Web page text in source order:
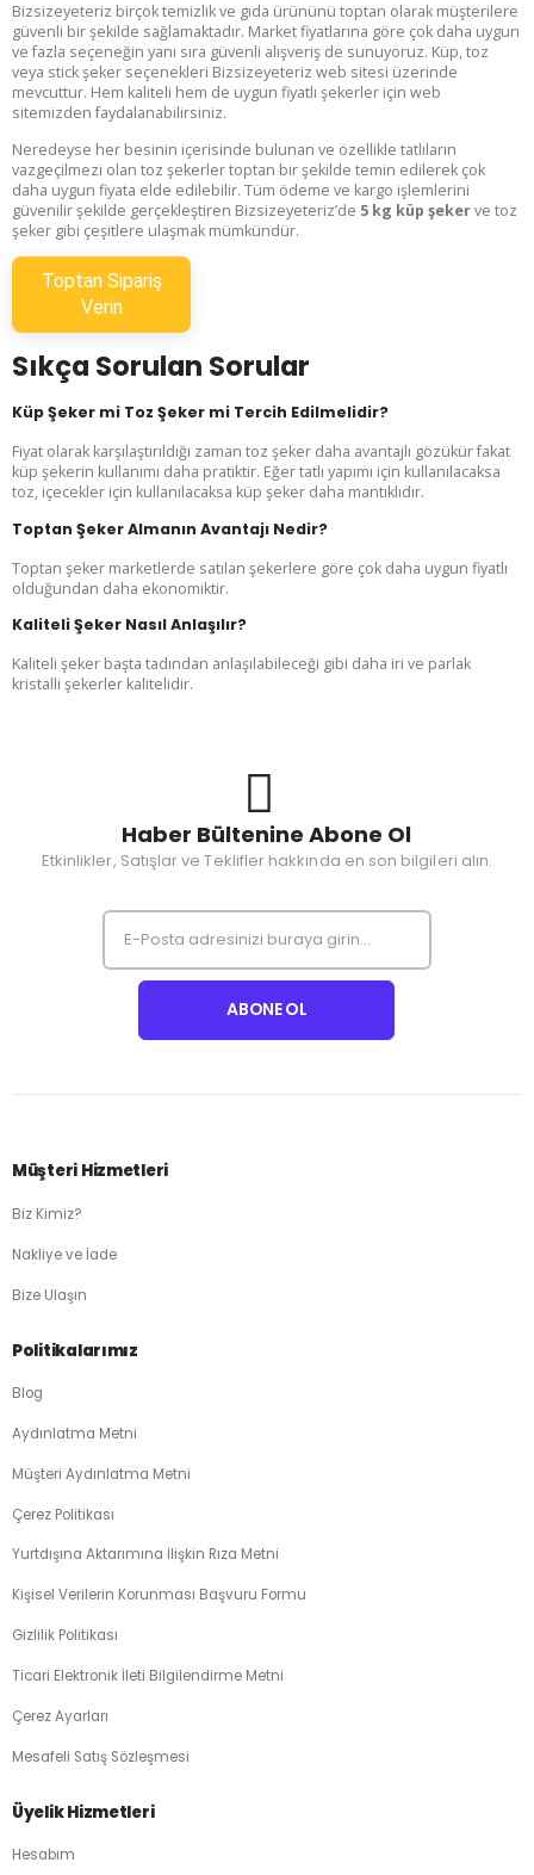
Bizsizeyeteriz birçok temizlik ve gıda ürününü toptan olarak müşterilere
güvenli bir şekilde sağlamaktadır. Market fiyatlarına göre çok daha uygun
ve fazla seçeneğin yanı sıra güvenli alışveriş de sunuyoruz. Küp, toz
veya stick şeker seçenekleri Bizsizeyeteriz web sitesi üzerinde
mevcuttur. Hem kaliteli hem de uygun fiyatlı şekerler için web
sitemizden faydalanabilirsiniz.
Neredeyse her besinin içerisinde bulunan ve özellikle tatlıların
vazgeçilmezi olan toz şekerler toptan bir şekilde temin edilerek çok
daha uygun fiyata elde edilebilir. Tüm ödeme ve kargo işlemlerini
güvenilir şekilde gerçekleştiren Bizsizeyeteriz’de 5 kg küp şekerve toz
şeker gibi çeşitlere ulaşmak mümkündür.
Toptan Sipariş
Verin
Sıkça Sorulan Sorular
Küp Şeker mi Toz Şeker mi Tercih Edilmelidir?
Fiyat olarak karşılaştırıldığı zaman toz şeker daha avantajlı gözükür fakat
küp şekerin kullanımı daha pratiktir. Eğer tatlı yapımı için kullanılacaksa
toz, içecekler için kullanılacaksa küp şeker daha mantıklıdır.
Toptan Şeker Almanın Avantajı Nedir?
Toptan şeker marketlerde satılan şekerlere göre çok daha uygun fiyatlı
olduğundan daha ekonomiktir.
Kaliteli Şeker Nasıl Anlaşılır?
Kaliteli şeker başta tadından anlaşılabileceği gibi daha iri ve parlak
kristalli şekerler kalitelidir.
Haber Bültenine Abone Ol
Etkinlikler, Satışlar ve Teklifler hakkında en son bilgileri alın.
Müşteri Hizmetleri
Biz Kimiz?
Nakliye ve İade
Bize Ulaşın
Politikalarımız
Blog
Aydınlatma Metni
Müşteri Aydınlatma Metni
Çerez Politikası
Yurtdışına Aktarımına İlişkin Rıza Metni
Kişisel Verilerin Korunması Başvuru Formu
Gizlilik Politikası
Ticari Elektronik İleti Bilgilendirme Metni
Çerez Ayarları
Mesafeli Satış Sözleşmesi
Üyelik Hizmetleri
Hesabım